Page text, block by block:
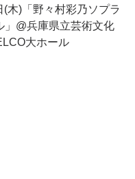
木)「野々村彩乃ソプラ
」@兵庫県立芸術文化
大ホール